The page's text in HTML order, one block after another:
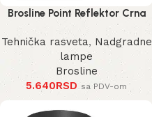
Brosline Point Reflektor Crna
80 mm 170 mm 2286 mm
Tehnička rasveta, Nadgradne
lampe
Brosline
5.640RSD sa PDV-om